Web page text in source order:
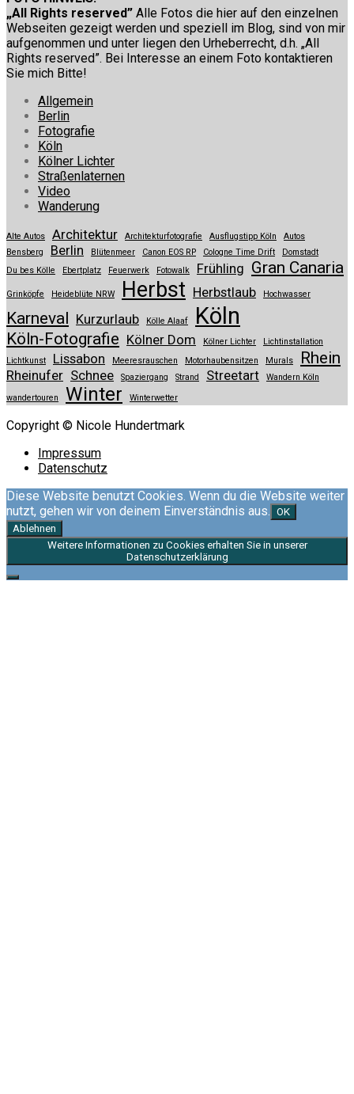
„All Rights reserved” Alle Fotos die hier auf den einzelnen
Webseiten gezeigt werden und speziell im Blog, sind von mir
aufgenommen und unter liegen den Urheberrecht, d.h. „All
Rights reserved”. Bei Interesse an einem Foto kontaktieren
Sie mich Bitte!
Allgemein
Berlin
Fotografie
Köln
Kölner Lichter
Straßenlaternen
Video
Wanderung
Alte Autos Architektur Architekturfotografie Ausflugstipp Köln
Autos
Bensberg
Berlin Blütenmeer Canon EOS RP Cologne Time Drift
Domstadt
Du bes Kölle
Ebertplatz Feuerwerk Fotowalk Frühling Gran Canaria
Grinköpfe Heideblüte NRW Herbst Herbstlaub Hochwasser
Karneval Kurzurlaub Kölle Alaaf Köln
Köln-Fotografie Kölner Dom Kölner Lichter
Lichtinstallation
Lichtkunst
Lissabon Meeresrauschen Motorhaubensitzen Murals Rhein
Rheinufer Schnee Spaziergang Strand Streetart
Wandern Köln
wandertouren
Winter Winterwetter
Copyright © Nicole Hundertmark
Impressum
Datenschutz
Diese Website benutzt Cookies. Wenn du die Website weiter
nutzt, gehen wir von deinem Einverständnis aus.
OK
Ablehnen
Weitere Informationen zu Cookies erhalten Sie in unserer
Datenschutzerklärung